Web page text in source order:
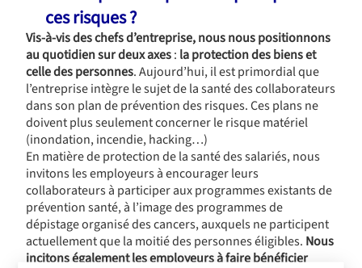
ces risques ?
Vis-à-vis des chefs d’entreprise, nous nous positionnons
au quotidien sur deux axes: la protection des biens et
celle des personnes. Aujourd’hui, il est primordial que
l’entreprise intègre le sujet de la santé des collaborateurs
dans son plan de prévention des risques. Ces plans ne
doivent plus seulement concerner le risque matériel
(inondation, incendie, hacking…)
En matière de protection de la santé des salariés, nous
invitons les employeurs à encourager leurs
collaborateurs à participer aux programmes existants de
prévention santé, à l’image des programmes de
dépistage organisé des cancers, auxquels ne participent
actuellement que la moitié des personnes éligibles. Nous
incitons également les employeurs à faire bénéficier